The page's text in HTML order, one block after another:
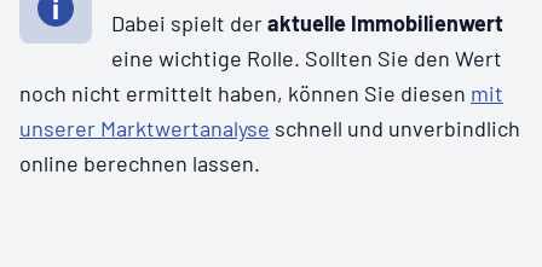
Dabei spielt deraktuelle Immobilienwert
eine wichtige Rolle. Sollten Sie den Wert
noch nicht ermittelt haben, können Sie diesen mit
unserer Marktwertanalyse schnell und unverbindlich
online berechnen lassen.